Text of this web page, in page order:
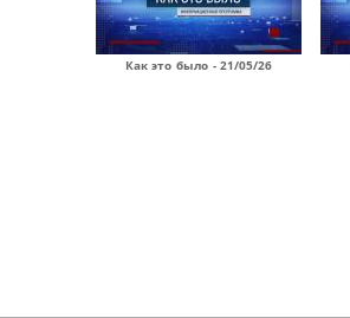
Как это было - 21/05/26